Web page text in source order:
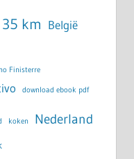
35 km België
Finisterre
download ebook pdf
koken Nederland